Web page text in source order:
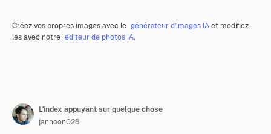
Créez vos propres images avec le générateur d’images IAet modifiez-
les avec notre éditeur de photos IA.
L'index appuyant sur quelque chose
jannoon028